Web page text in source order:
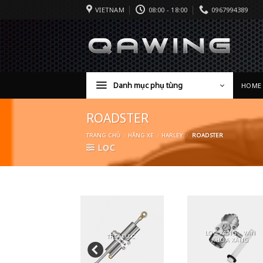
VIETNAM 08:00 - 18:00 0967994389
Danh mục phụ tùng HOME
ROADSTER
TRANG CHỦ / HÃNG XE / HARLEY / ROADSTER
LỌC
LỌC XĂNG - VAN
KHÓA XĂNG
LINH KIỆN
CLASSIC